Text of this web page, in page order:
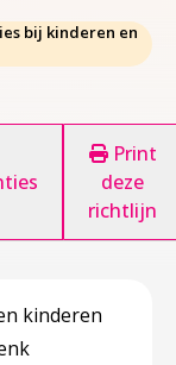
bij kinderen en
Print
deze
richtlijn
kinderen